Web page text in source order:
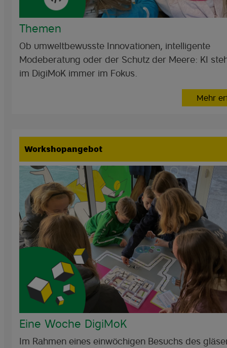
Themen
Ob umweltbewusste Innovationen, intelligente
Modeberatung oder der Schutz der Meere: KI
im DigiMoK immer im Fokus.
Mehr
Workshopangebot
Eine Woche DigiMoK
Im Rahmen eines einwöchigen Besuchs des